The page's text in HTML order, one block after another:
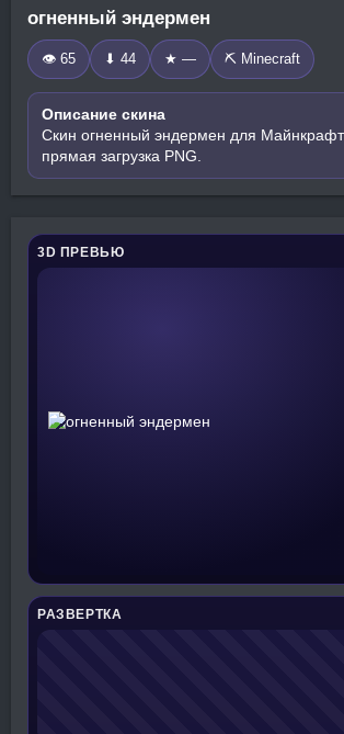
огненный эндермен
👁 65 ⬇ 44 ★ — ⛏️ Minecraft
Описание скина
Скин огненный эндермен для
прямая загрузка PNG.
3D ПРЕВЬЮ
РАЗВЕРТКА